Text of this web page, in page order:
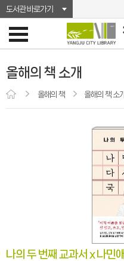
도서관 바로가기
올해의 책 소개
올해의 책 올해의 책 소
나의 두 번째 교과서 x 나민